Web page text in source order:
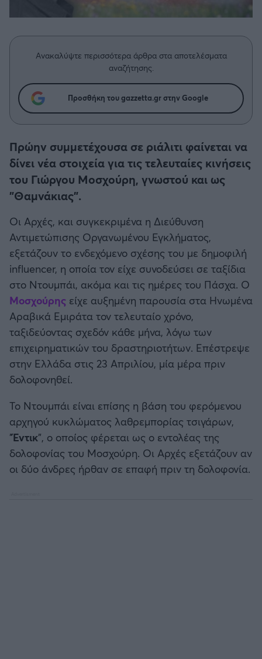
Άρης
Βόλος
Ατρόμητος Αθηνών
Κηφισιά
Παναιτωλικός
Καλαμάτα
Ηρακλής
Μπαρτσελόνα
Ρεάλ Μαδρίτης
Μάντσεστερ Γιουνάιτεντ
Μάντσεστερ Σίτι
Ανακαλύψτε περισσότερα άρθρα στα αποτελέσματα
αναζήτησης.
Προσθήκη του gazzetta.gr στην Google
Πρώην συμμετέχουσα σε ριάλιτι φαίνεται να
δίνει νέα στοιχεία για τις τελευταίες κινήσεις
του Γιώργου Μοσχούρη, γνωστού και ως
"Θαμνάκιας".
Οι Αρχές, και συγκεκριμένα η Διεύθυνση
Αντιμετώπισης Οργανωμένου Εγκλήματος,
εξετάζουν το ενδεχόμενο σχέσης του με δημοφιλή
influencer, η οποία τον είχε συνοδεύσει σε ταξίδια
στο Ντουμπάι, ακόμα και τις ημέρες του Πάσχα. Ο
Μοσχούρης είχε αυξημένη παρουσία στα Ηνωμένα
Αραβικά Εμιράτα τον τελευταίο χρόνο,
ταξιδεύοντας σχεδόν κάθε μήνα, λόγω των
επιχειρηματικών του δραστηριοτήτων. Επέστρεψε
στην Ελλάδα στις 23 Απριλίου, μία μέρα πριν
δολοφονηθεί.
Το Ντουμπάι είναι επίσης η βάση του φερόμενου
αρχηγού κυκλώματος λαθρεμπορίας τσιγάρων,
"Έντικ", ο οποίος φέρεται ως ο εντολέας της
δολοφονίας του Μοσχούρη. Οι Αρχές εξετάζουν αν
οι δύο άνδρες ήρθαν σε επαφή πριν τη δολοφονία.